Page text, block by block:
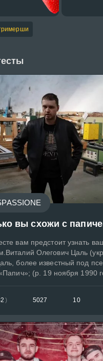
вы схожи с
вам предстоит узнать
Олегович Цаль (укр.
более известный под
(р. 19 ноября 1990
) 5027 10